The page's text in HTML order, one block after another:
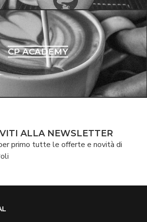
CP ACADEMY
ALLA NEWSLETTER
primo tutte le offerte e novità di